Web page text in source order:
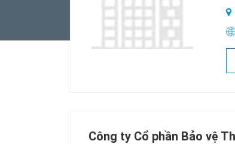
Công ty Cổ phần Bảo vệ